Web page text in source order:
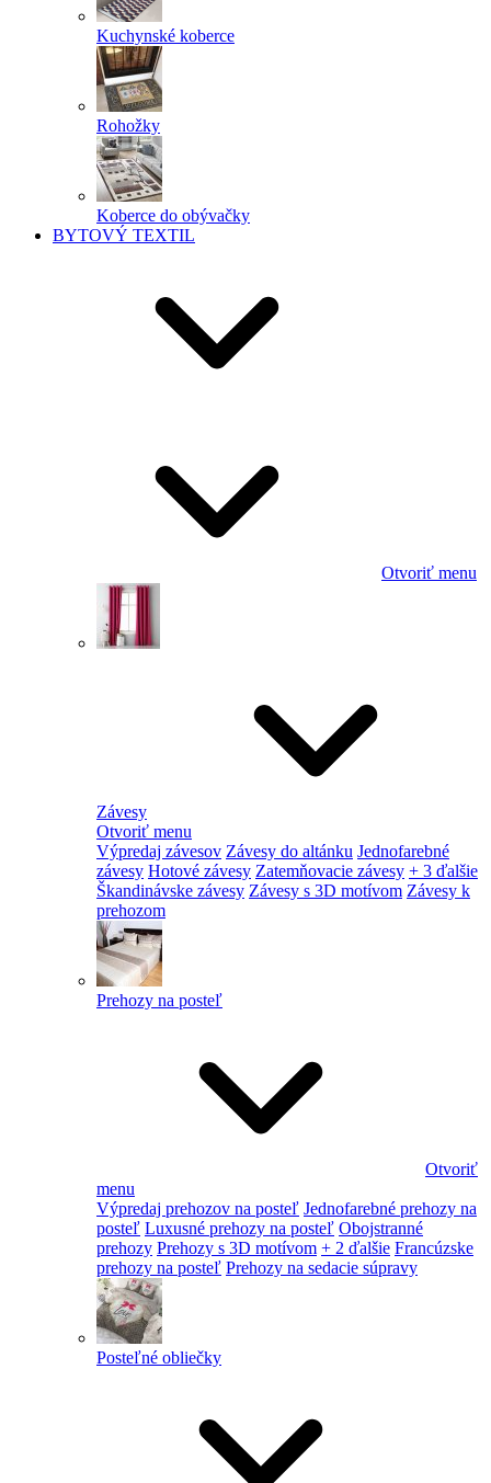
Kuchynské koberce
Rohožky
Koberce do obývačky
BYTOVÝ TEXTIL
Otvoriť menu
Závesy
Otvoriť menu
Výpredaj závesov Závesy do altánku Jednofarebné
závesy Hotové závesy Zatemňovacie závesy + 3 ďalšie
Škandinávske závesy Závesy s 3D motívom Závesy k
prehozom
Prehozy na posteľ
Otvoriť
menu
Výpredaj prehozov na posteľ Jednofarebné prehozy na
posteľ Luxusné prehozy na posteľ Obojstranné
prehozy Prehozy s 3D motívom + 2 ďalšie Francúzske
prehozy na posteľ Prehozy na sedacie súpravy
Posteľné obliečky